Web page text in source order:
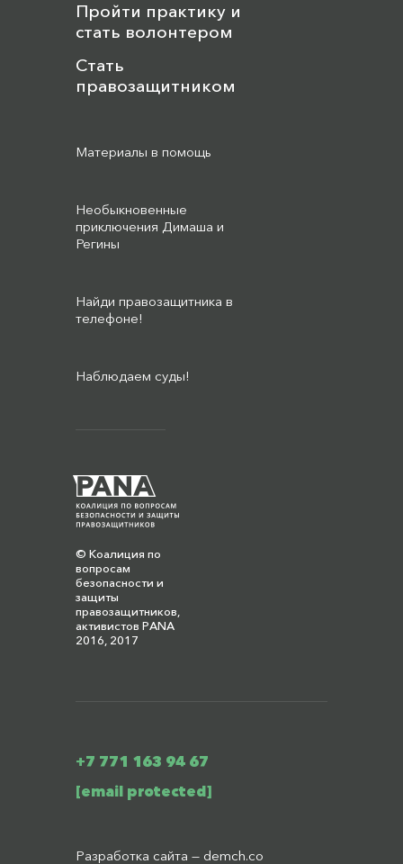
© Коалиция по
вопросам
безопасности и
защиты
правозащитников,
активистов PANA
2016, 2017
Пройти практику и
стать волонтером
Стать
правозащитником
Материалы в помощь
Необыкновенные
приключения Димаша и
Регины
Найди правозащитника в
телефоне!
Наблюдаем суды!
+7 771 163 94 67
[email protected]
Разработка сайта — demch.co